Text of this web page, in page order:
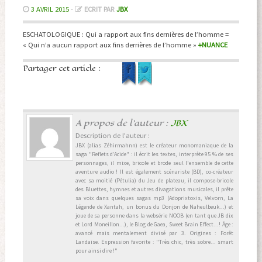
3 AVRIL 2015- ECRIT PAR JBX
ESCHATOLOGIQUE : Qui a rapport aux fins dernières de l’homme =
« Qui n’a aucun rapport aux fins derrières de l’homme » #NUANCE
Partager cet article :
A propos de l'auteur :JBX
Description de l'auteur :
JBX (alias Zéhirmahnn) est le créateur monomaniaque de la
saga "Reflets d’Acide" : il écrit les textes, interprète 95 % de ses
personnages, il mixe, bricole et brode seul l'ensemble de cette
aventure audio ! Il est également scénariste (BD), co-créateur
avec sa moitié (Pétulia) du Jeu de plateau, il compose-bricole
des Bluettes, hymnes et autres divagations musicales, il prête
sa voix dans quelques sagas mp3 (Adoprixtoxis, Velvorn, La
Légende de Xantah, un bonus du Donjon de Naheulbeuk...) et
joue de sa personne dans la websérie NOOB (en tant que JB dix
et Lord Moneillon...), le Blog de Gaea, Sweet Brain Effect...! Âge :
avancé mais mentalement divisé par 3. Origines : Forêt
Landaise. Expression favorite : "Très chic, très sobre... smart
pour ainsi dire !"